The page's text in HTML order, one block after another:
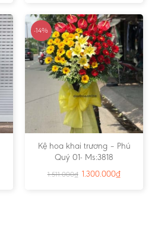
-14%
Kệ hoa khai trương – Phú
Quý 01- Ms:3818
1.511.000₫ 1.300.000₫